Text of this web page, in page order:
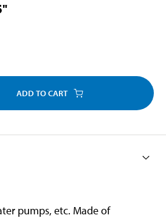
ADD TO CART
pumps, etc. Made of